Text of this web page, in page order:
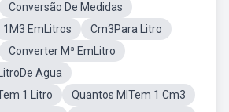
Conversão De Medidas
1M3 EmLitros
Cm3Para Litro
Converter M³ EmLitro
Agua
1 Litro
Quantos MlTem 1 Cm3